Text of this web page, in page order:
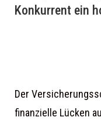
Konkurrent ein
Der
finanzielle Lücken